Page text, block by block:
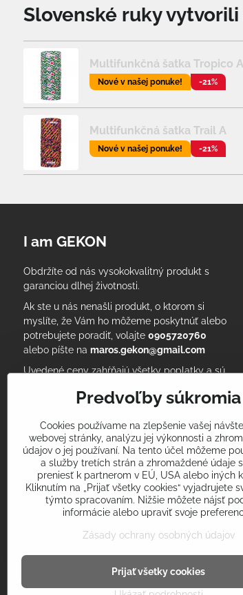
Slovenské ruky
Multifunkčná šatka Tropico A
Nové v našej ponuke! -21%
Multifunkčná šatka Trail A
Nové v našej ponuke! -21%
I am GEKON
Obdržíte od nás vysokokvalitný produkt s
garanciou dlhej životnosti.
Ak ste u nás nenašli produkt, o ktorom si
myslíte, že Vám ho môžeme poskytnúť alebo
potrebujete poradiť, volajte 0905720760
alebo píšte na maros.gekon@gmail.com
Uvedené ceny zahŕňajú všetky poplatky a sú
nakupujúci musí održať daňový doklad pri
Vyskúšať môžete aj naše zdravotnícke
oblečeniena www.ltex.sk
RSS blog I am Gekon
RSS novinky I am Gekon
Obchodné podmienky
Návod na použitie multifunkčnej šatky
Predvoľby súkromia
Cookies používame na zlepšenie vašej
webovej stránky, analýzu jej výkonnosti a
údajov o jej používaní. Na tento účel môžeme
a služby tretích strán a zhromaždené údaje
preniesť k partnerom v EÚ, USA alebo iných
Kliknutím na „Prijať všetky cookies“ vyjadrujete
týmto spracovaním. Nižšie môžete nájsť
informácie alebo upraviť svoje
Zásady ochrany osobných údajov
Prijať všetky cookies